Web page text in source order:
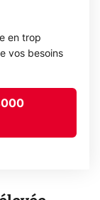
en trop
vos besoins